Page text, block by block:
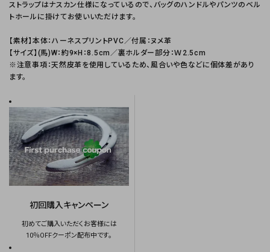
ストラップはナスカン仕様になっているので、バッグのハンドルやパンツのベル
トホールに掛けてお使いいただけます。
【素材】本体：ハーネスプリントPVC／付属：ヌメ革
【サイズ】(馬)W：約9×H：8.5cm／裏ホルダー部分：Ｗ2.5cm
※注意事項：天然皮革を使用しているため、風合いや色などに個体差があり
ます。
初回購入キャンペーン
初めてご購入いただくお客様には
10％OFFクーポン配布中です。